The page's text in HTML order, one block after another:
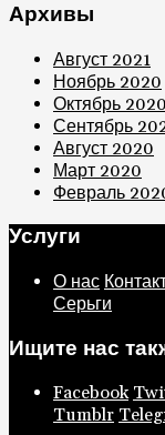
Архивы
Август 2021
Ноябрь 2020
Октябрь 2020
Сентябрь
Август 2020
Март 2020
Февраль
Услуги
О нас
Серьги
Ищите нас
Facebook
Tumblr